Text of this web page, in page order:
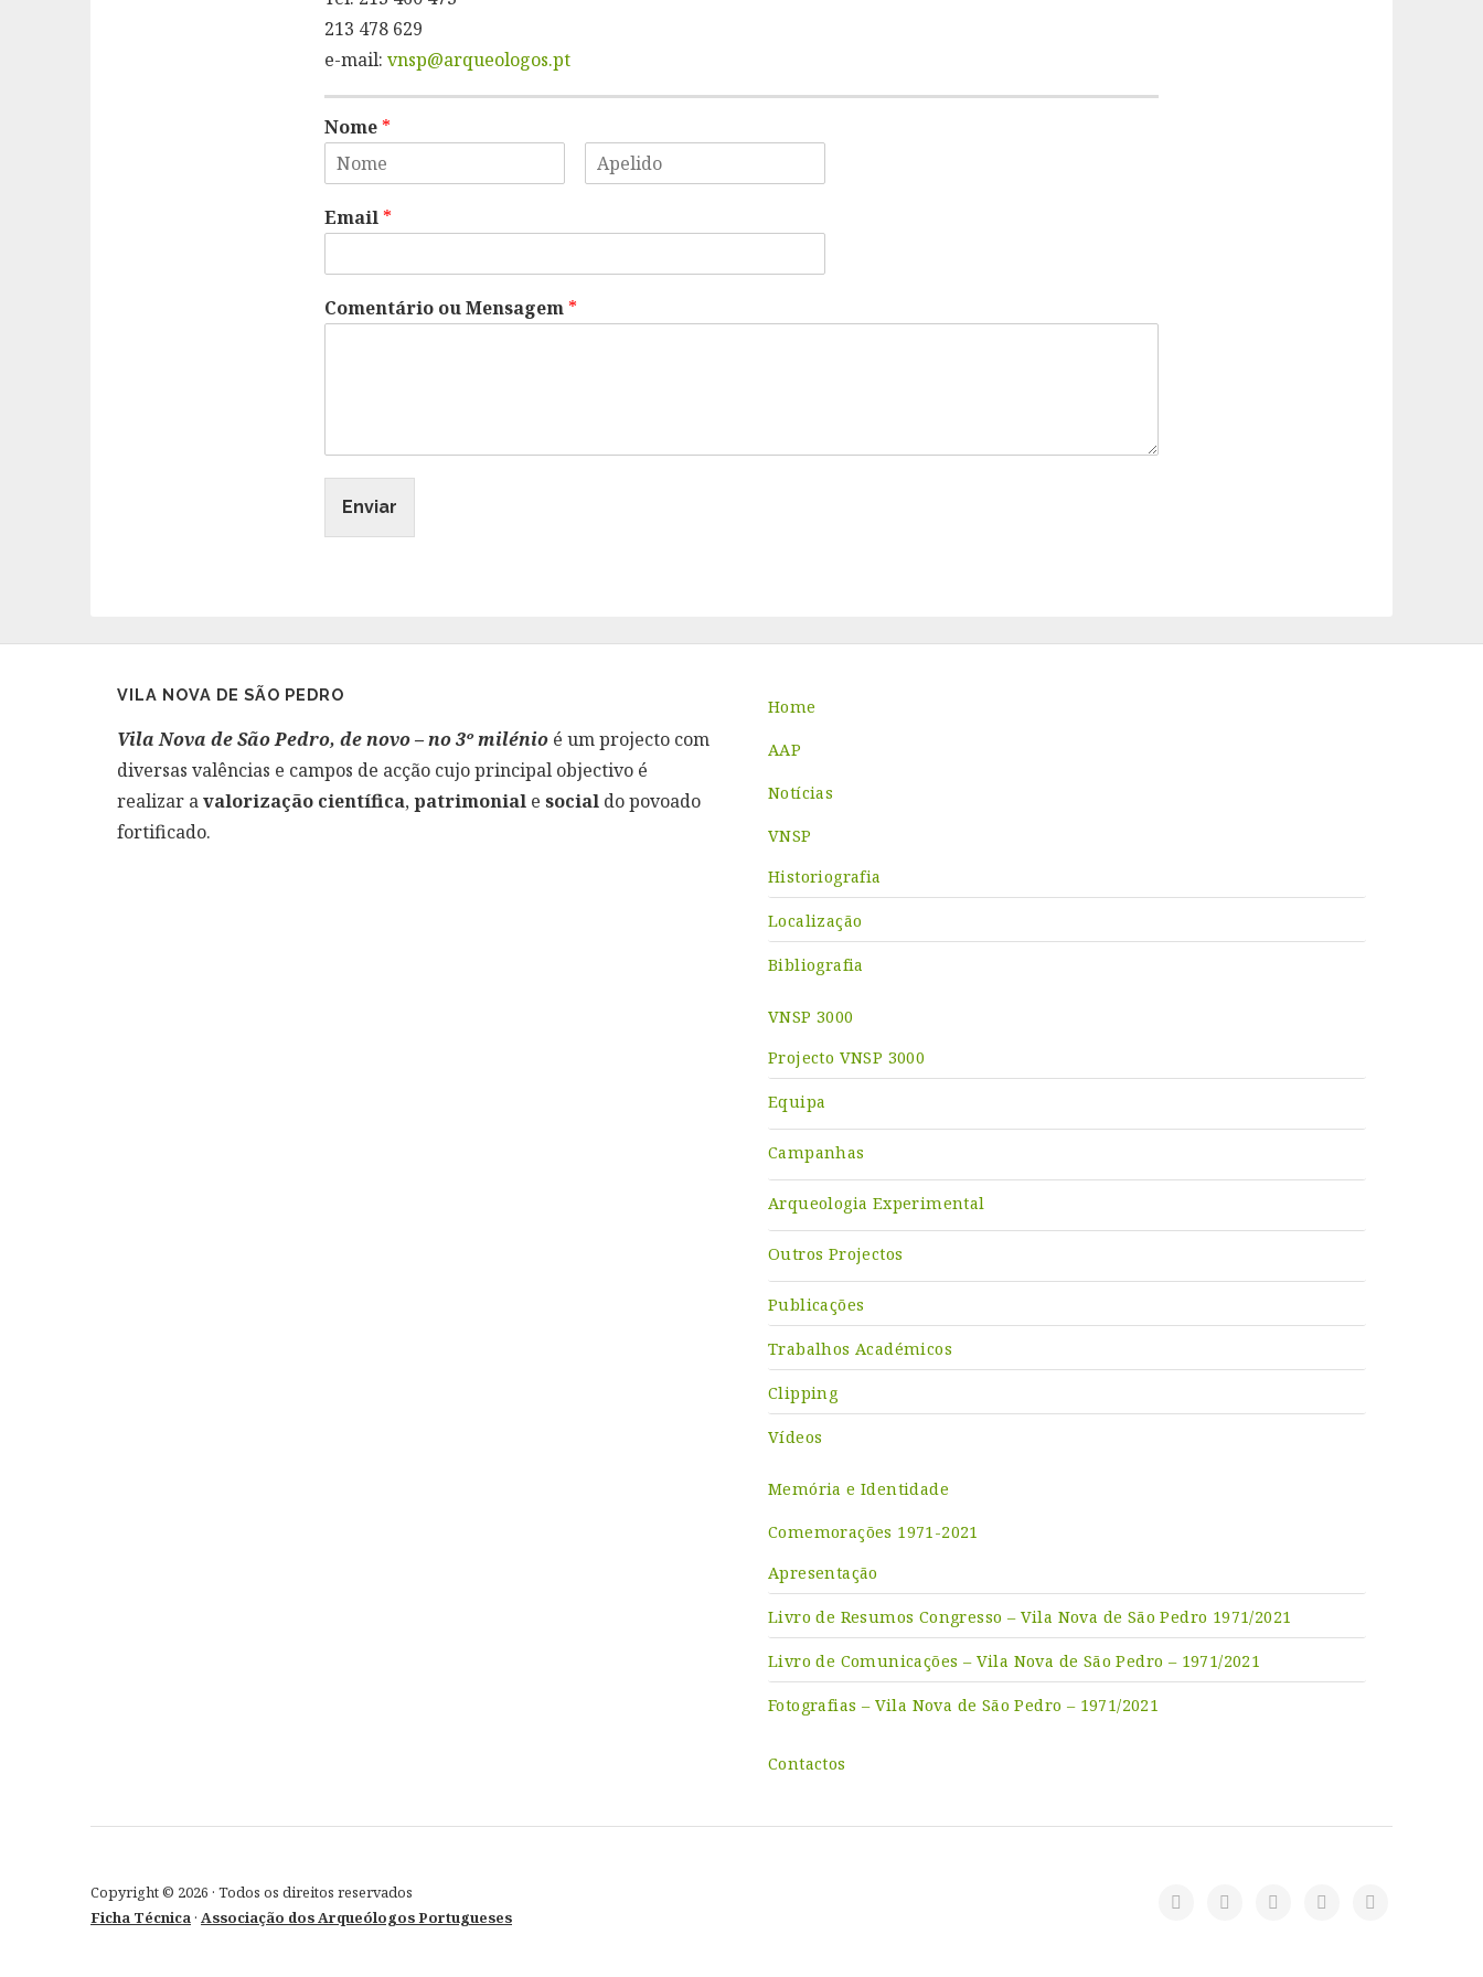
213 478 629
e-mail:vnsp@arqueologos.pt
Nome *
Email *
Comentário ou Mensagem *
Enviar
VILA NOVA DE SÃO PEDRO
Vila Nova de São Pedro, de novo – no 3º milénio é um projecto com
diversas valências e campos de acção cujo principal objectivo é
realizar avalorização científica,patrimonial e social do povoado
fortificado.
Home
AAP
Notícias
VNSP
Historiografia
Localização
Bibliografia
VNSP 3000
Projecto VNSP 3000
Equipa
Campanhas
Arqueologia Experimental
Outros Projectos
Publicações
Trabalhos Académicos
Clipping
Vídeos
Memória e Identidade
Comemorações 1971-2021
Apresentação
Livro de Resumos Congresso – Vila Nova de São Pedro 1971/2021
Livro de Comunicações – Vila Nova de São Pedro – 1971/2021
Fotografias – Vila Nova de São Pedro – 1971/2021
Contactos
Copyright © 2026 · Todos os direitos reservados
Ficha Técnica· Associação dos Arqueólogos Portugueses